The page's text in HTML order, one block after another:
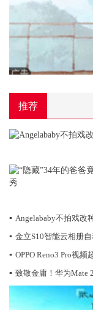
推荐
▪ Angelababy不拍戏改
▪ 金立S10智能云相册
▪ OPPO Reno3 Pro视频
▪ 致敬金庸！华为Mate